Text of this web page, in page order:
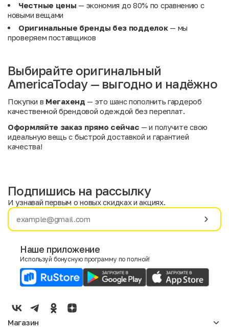
Честные цены — экономия до 80% по сравнению с
новыми вещами
Оригинальные бренды без подделок— мы
проверяем поставщиков
Выбирайте оригинальный
AmericaToday — выгодно и надёжно
Покупки в Мегахенд — это шанс пополнить гардероб
качественной брендовой одеждой без переплат.
Оформляйте заказ прямо сейчас — и получите свою
идеальную вещь с быстрой доставкой и гарантией
качества!
Имя
E-mail
Мужской
Женский
Подпишись на рассылку
И узнавай первым о новых скидках и акциях.
Наше приложение
Используй бонусную программу по полной!
Магазин